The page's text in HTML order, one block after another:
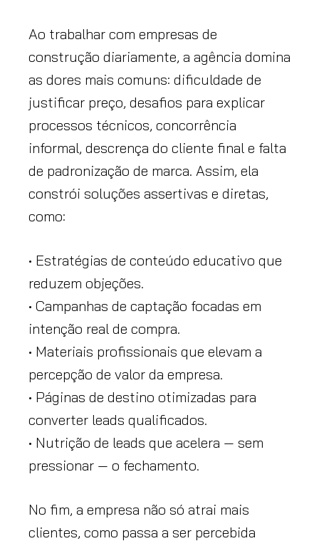
Ao trabalhar com empresas de
construção diariamente, a agência domina
as dores mais comuns: dificuldade de
justificar preço, desafios para explicar
processos técnicos, concorrência
informal, descrença do cliente final e falta
de padronização de marca. Assim, ela
constrói soluções assertivas e diretas,
como:
• Estratégias de conteúdo educativo que
reduzem objeções.
• Campanhas de captação focadas em
intenção real de compra.
• Materiais profissionais que elevam a
percepção de valor da empresa.
• Páginas de destino otimizadas para
converter leads qualificados.
• Nutrição de leads que acelera — sem
pressionar — o fechamento.
No fim, a empresa não só atrai mais
clientes, como passa a ser percebida